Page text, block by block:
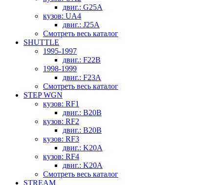
двиг.: G25A
кузов: UA4
двиг.: J25A
Смотреть весь каталог
SHUTTLE
1995-1997
двиг.: F22B
1998-1999
двиг.: F23A
Смотреть весь каталог
STEP WGN
кузов: RF1
двиг.: B20B
кузов: RF2
двиг.: B20B
кузов: RF3
двиг.: K20A
кузов: RF4
двиг.: K20A
Смотреть весь каталог
STREAM